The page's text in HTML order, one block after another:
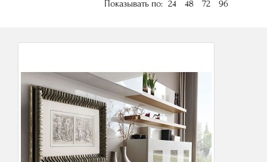
Показывать по: 24 48 72 96